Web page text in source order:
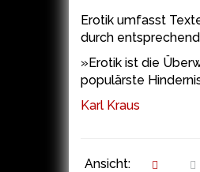
Erotik umfasst
durch
»Erotik ist die
populärste
Karl Kraus
Ansicht: